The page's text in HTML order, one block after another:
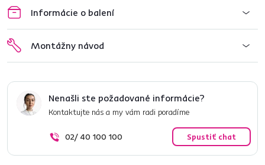
Informácie o balení
Montážny návod
Nenašli ste požadované informácie?
Kontaktujte nás a my vám radi poradíme
02/ 40 100 100 Spustiť chat